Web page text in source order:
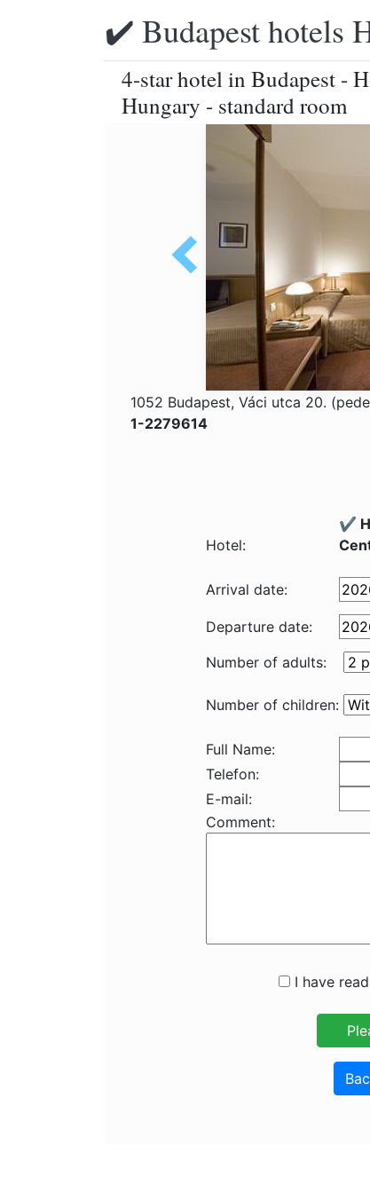
✔️ Budapest hotels
4-star hotel in Budapest -
Hungary - standard room
1052 Budapest, Váci utca 20.
1-2279614
Hotel:
✔️
Arrival date:
Departure date:
Number of adults:
Number of children:
Full Name:
Telefon:
E-mail:
Comment:
I have